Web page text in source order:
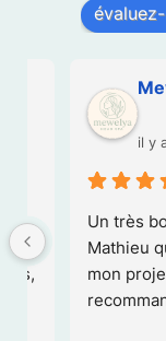
il y a 3
Un très bon
Mathieu qui
mon projet
recommande